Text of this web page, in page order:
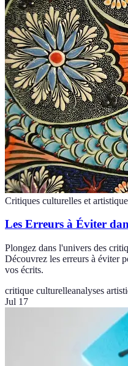
Critiques culturelles et
Les Erreurs à Éviter
Plongez dans l'univers des
Découvrez les erreurs à éviter
vos écrits.
critique culturelleanalyses
Jul 17